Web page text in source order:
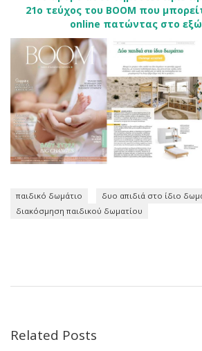
21ο τεύχος του BOOM που
online πατώντας στο
παιδικό δωμάτιο
δυο απιδιά στο ίδιο
διακόσμηση παιδικού δωματίου
Related Posts